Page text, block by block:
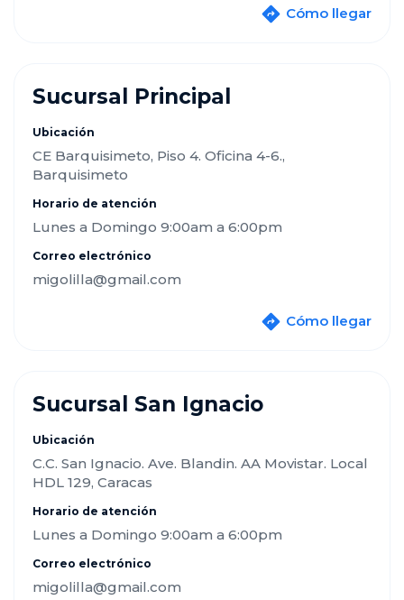
Cómo llegar
Sucursal Principal
Ubicación
CE Barquisimeto, Piso 4. Oficina 4-6.,
Barquisimeto
Horario de atención
Lunes a Domingo 9:00am a 6:00pm
Correo electrónico
migolilla@gmail.com
Cómo llegar
Sucursal San Ignacio
Ubicación
C.C. San Ignacio. Ave. Blandin. AA Movistar. Local
HDL 129, Caracas
Horario de atención
Lunes a Domingo 9:00am a 6:00pm
Correo electrónico
migolilla@gmail.com